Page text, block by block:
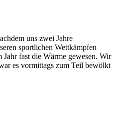
uns zwei Jahre
sportlichen Wettkämpfen
Jahr fast die Wärme gewesen. Wir
es vormittags zum Teil bewölkt